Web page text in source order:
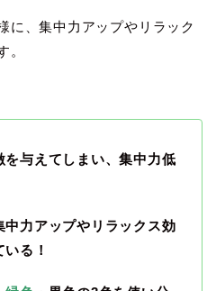
に、集中力アップやリラック
。
を与えてしまい、集中力低
中力アップやリラックス効
る！